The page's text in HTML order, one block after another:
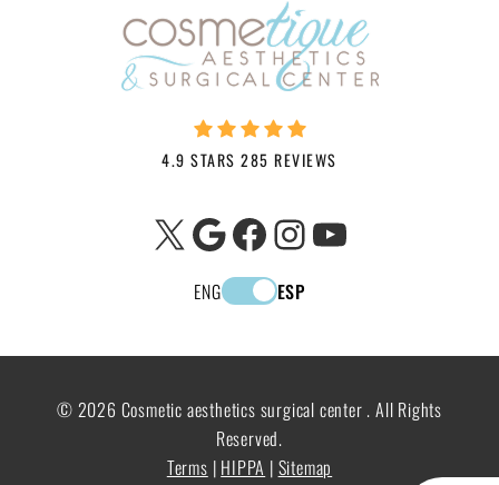
4.9 STARS 285 REVIEWS
X Google Facebook Instagram YouTube
ENG ESP
© 2026 Cosmetic aesthetics surgical center . All Rights
Reserved.
Terms | HIPPA | Sitemap